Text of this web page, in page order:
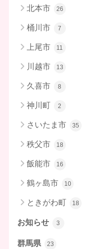
北本市 26
桶川市 7
上尾市 11
川越市 13
久喜市 8
神川町 2
さいたま市 35
秩父市 18
飯能市 16
鶴ヶ島市 10
ときがわ町 18
お知らせ 3
群馬県 23